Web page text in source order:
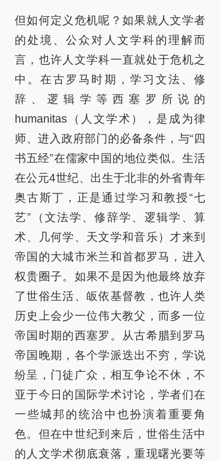
但如何定义危机呢？如果就人文学者
的处境、公众对人文学科的理解而
言，也许人文学科一直就处于危机之
中。在古罗马时期，学习文法、修
辞、逻辑学等西塞罗所说的
humanitas（人文学术），是成为律
师、进入政府部门的必备条件，与“四
书五经”在儒家中国的地位类似。生活
在公元4世纪、出生于北非的外省青年
奥古斯丁，正是通过学习和教授“七
艺”（文法学、修辞学、逻辑学、算
术、几何学、天文学和音乐）才来到
帝国的大城市米兰和首都罗马，进入
权贵圈子。如果不是因为他最终放弃
了世俗生活、皈依基督教，也许人类
历史上会少一位伟大教父，而多一位
帝国时期的西塞罗。从古希腊到罗马
帝国晚期，各个学派迭出不穷，学说
纷呈，门徒广众，相互争论不休，不
亚于今日的国际学术讨论，学者们在
一些城邦的统治中也扮演着重要角
色。但在中世纪到来后，世俗生活中
的人文学术彻底衰落，重现曙光要等